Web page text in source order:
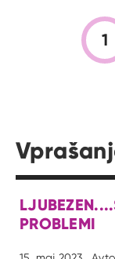
1
PROBLEMI